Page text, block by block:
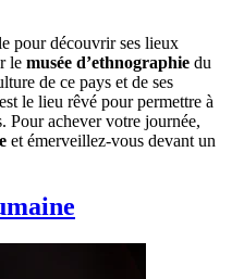
pour découvrir ses lieux
le musée d’ethnographie du
de ce pays et de ses
le lieu rêvé pour permettre à
Pour achever votre journée,
et émerveillez-vous devant un